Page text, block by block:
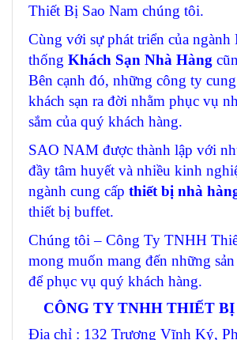
Thiết Bị Sao Nam chúng tôi.
Cùng với sự phát triển của
thống Khách Sạn Nhà Hàng
Bên cạnh đó, những công ty
khách sạn ra đời nhằm phục vụ
sắm của quý khách hàng.
SAO NAM được thành lập với
đầy tâm huyết và nhiều kinh
ngành cung cấp thiết bị nhà
thiết bị buffet.
Chúng tôi – Công Ty TNHH
mong muốn mang đến những
để phục vụ quý khách hàng.
CÔNG TY TNHH THIẾT
Địa chỉ : 132 Trương Vĩnh Ký,